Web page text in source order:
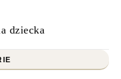
dziecka